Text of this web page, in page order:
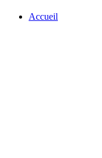
Accueil